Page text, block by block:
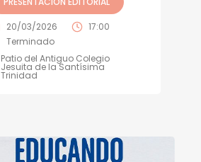
20/03/2026
17:00
Terminado
Patio del Antiguo Colegio
Jesuita de la Santísima
Trinidad